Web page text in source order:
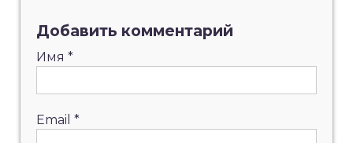
Добавить комментарий
Имя *
Email *